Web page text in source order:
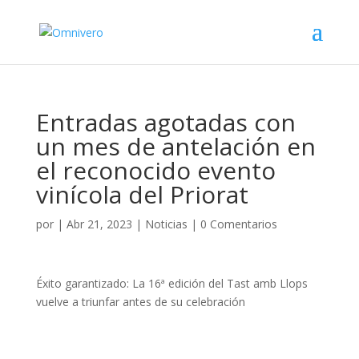
Entradas agotadas con
un mes de antelación en
el reconocido evento
vinícola del Priorat
por | Abr 21, 2023 | Noticias | 0 Comentarios
Éxito garantizado: La 16ª edición del Tast amb Llops
vuelve a triunfar antes de su celebración